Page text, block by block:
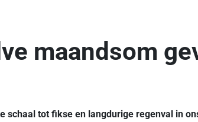
maandsom
tot fikse en langdurige regenval in